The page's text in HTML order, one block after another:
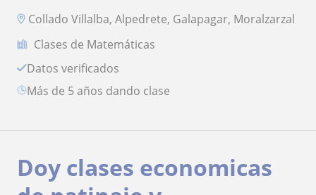
Collado Villalba, Alpedrete, Galapagar, Moralzarzal
Clases de Matemáticas
Datos verificados
más de 5 años dando clase
Doy clases economicas